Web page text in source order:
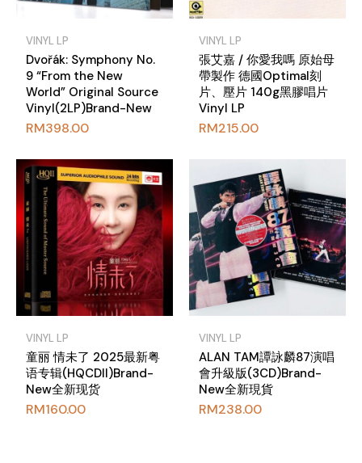
VINYL LP
Dvořák: Symphony No.
9 “From the New
World” Original Source
Vinyl(2LP)Brand-New
RM398.00
VINYL LP
張艾嘉 / 你愛我嗎 原始母
帶製作 德國Optimal刻
片、壓片 140g黑膠唱片
Vinyl LP
RM215.00
VINYL LP
童丽 情未了 2025最新粤
语专辑(HQCDII)Brand-
New全新现货
RM160.00
VINYL LP
ALAN TAM譚詠麟87演唱
會升級版(3CD)Brand-
New全新現貨
RM238.00